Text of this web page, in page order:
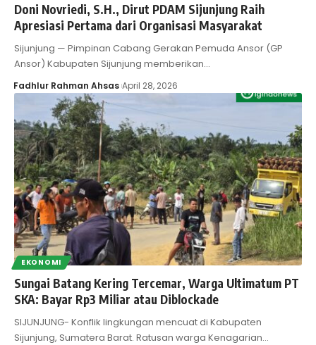
Doni Novriedi, S.H., Dirut PDAM Sijunjung Raih
Apresiasi Pertama dari Organisasi Masyarakat
Sijunjung — Pimpinan Cabang Gerakan Pemuda Ansor (GP
Ansor) Kabupaten Sijunjung memberikan…
Fadhlur Rahman Ahsas April 28, 2026
EKONOMI
Sungai Batang Kering Tercemar, Warga Ultimatum PT
SKA: Bayar Rp3 Miliar atau Diblockade
SIJUNJUNG- Konflik lingkungan mencuat di Kabupaten
Sijunjung, Sumatera Barat. Ratusan warga Kenagarian…